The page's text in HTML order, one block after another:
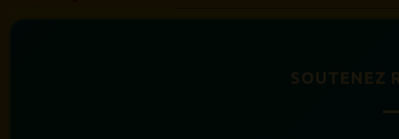
SOUTENEZ